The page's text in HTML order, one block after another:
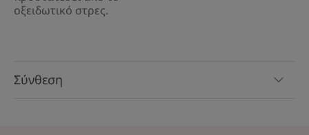
Σύνθεση
οξειδωτικό στρες.